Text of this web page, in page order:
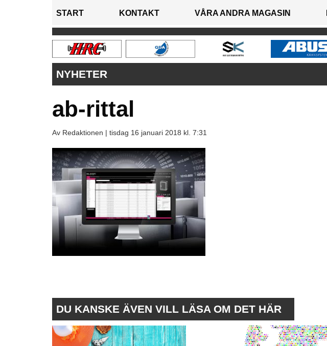
START KONTAKT VÅRA ANDRA MAGASIN
NYHETER
ab-rittal
Av Redaktionen | tisdag 16 januari 2018 kl. 7:31
DU KANSKE ÄVEN VILL LÄSA OM DET HÄR